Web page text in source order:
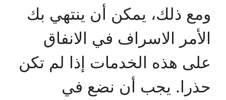
ومع ذلك، يمكن أن ينتهي بك
الأمر الاسراف في الانفاق
على هذه الخدمات إذا لم تكن
حذرا. يجب أن نضع في